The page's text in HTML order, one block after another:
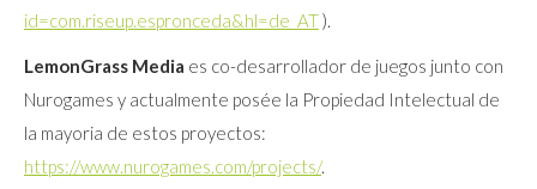
id=com.riseup.espronceda&hl=de_AT).
LemonGrass Media es co-desarrollador de juegos junto con
Nurogames y actualmente posée la Propiedad Intelectual de
la mayoria de estos proyectos:
https://www.nurogames.com/projects/.